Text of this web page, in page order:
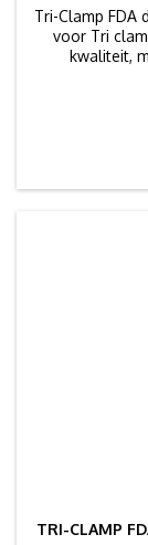
Tri-Clamp FDA
voor Tri
kwaliteit,
TRI-CLAMP